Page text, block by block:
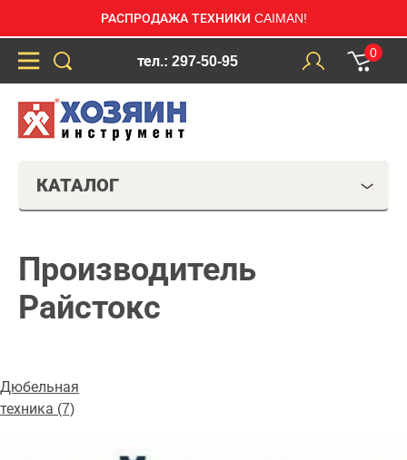
РАСПРОДАЖА ТЕХНИКИ CAIMAN!
тел.: 297-50-95
0
КАТАЛОГ
Производитель
Райстокс
Дюбельная
техника (7)